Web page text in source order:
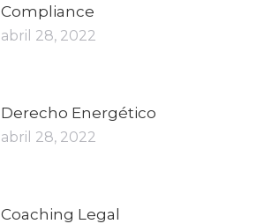
Compliance
abril 28, 2022
Derecho Energético
abril 28, 2022
Coaching Legal